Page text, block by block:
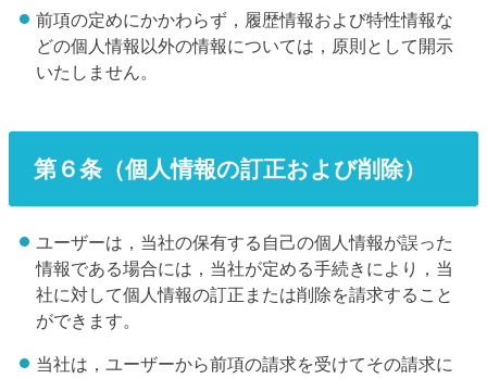
前項の定めにかかわらず，履歴情報および特性情報な
どの個人情報以外の情報については，原則として開示
いたしません。
第６条（個人情報の訂正および削除）
ユーザーは，当社の保有する自己の個人情報が誤った
情報である場合には，当社が定める手続きにより，当
社に対して個人情報の訂正または削除を請求すること
ができます。
当社は，ユーザーから前項の請求を受けてその請求に